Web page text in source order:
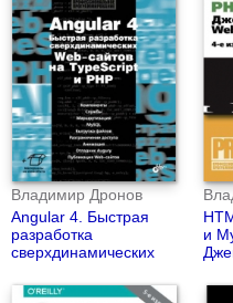
Владимир Дронов
Angular 4. Быстрая
разработка
сверхдинамических
TypeScript и PHP
и
(4-